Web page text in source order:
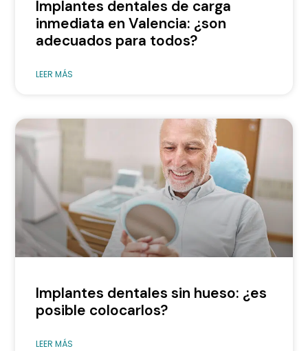
Implantes dentales de carga
inmediata en Valencia: ¿son
adecuados para todos?
LEER MÁS
Implantes dentales sin hueso: ¿es
posible colocarlos?
LEER MÁS